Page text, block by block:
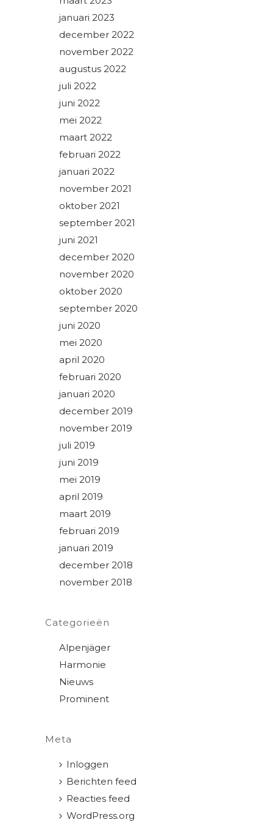
januari 2023
december 2022
november 2022
augustus 2022
juli 2022
juni 2022
mei 2022
maart 2022
februari 2022
januari 2022
november 2021
oktober 2021
september 2021
juni 2021
december 2020
november 2020
oktober 2020
september 2020
juni 2020
mei 2020
april 2020
februari 2020
januari 2020
december 2019
november 2019
juli 2019
juni 2019
mei 2019
april 2019
maart 2019
februari 2019
januari 2019
december 2018
november 2018
Categorieën
Alpenjäger
Harmonie
Nieuws
Prominent
Meta
Inloggen
Berichten feed
Reacties feed
WordPress.org